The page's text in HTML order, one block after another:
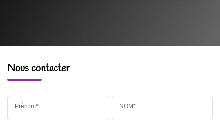
Nous contacter
Prénom* NOM*